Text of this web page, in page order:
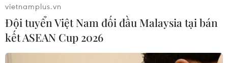
vietnamplus.vn
Đội tuyển Việt Nam đối đầu Malaysia tại bán
kết ASEAN Cup 2026